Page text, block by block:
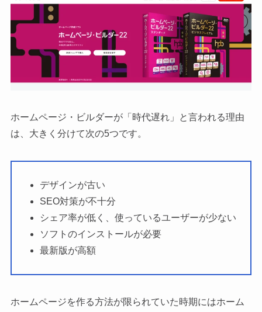
ホームページ・ビルダーが「時代遅れ」と言われる理由
は、大きく分けて次の5つです。
デザインが古い
SEO対策が不十分
シェア率が低く、使っているユーザーが少ない
ソフトのインストールが必要
最新版が高額
ホームページを作る方法が限られていた時期にはホーム